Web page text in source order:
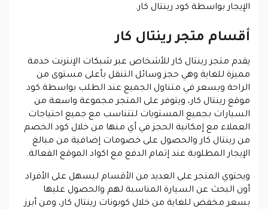
الإيجار بواسطة كود رينتال كار.
أقسام متجر رينتال كار
يقدم متجر رينتال كار للأشخاص عبر شبكات الإنترنت خدمة
مميزة للغاية وهي حجز وسائل التنقل بأعلى مستوى من
الراحة وبسعر في متناول الجميع عند الطلب بواسطة كود
موقع رينتال كار، ويتوفر على المتجر مجموعة واسعة من
السيارات بجميع المستويات لتتناسب مع جميع احتياجات
العملاء مع إمكانية الحجز في أي منها من خلال كود الخصم
من رينتال كار والحصول على خصومات إضافية من مبالغ
الإيجار المطلوبة عند إتمام الدفع مع اكواد الموقع الفعالة.
ويحتوي المتجر على العديد من الأقسام ليسهل على الأفراد
أون البحث عن السيارة المناسبة لهم والحصول عليها
بسعر مخفض للغاية من خلال كوبونات رينتال كار، ومن أبرز